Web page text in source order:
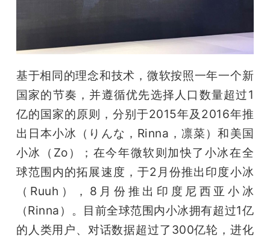
爱
搞
机
基于相同的理念和技术，微软按照一年一个新
国家的节奏，并遵循优先选择人口数量超过1
亿的国家的原则，分别于2015年及2016年推
出日本小冰（りんな，Rinna，凛菜）和美国
小冰（Zo）；在今年微软则加快了小冰在全
球范围内的拓展速度，于2月份推出印度小冰
（Ruuh），8月份推出印度尼西亚小冰
（Rinna）。目前全球范围内小冰拥有超过1亿
的人类用户、对话数据超过了300亿轮，进化